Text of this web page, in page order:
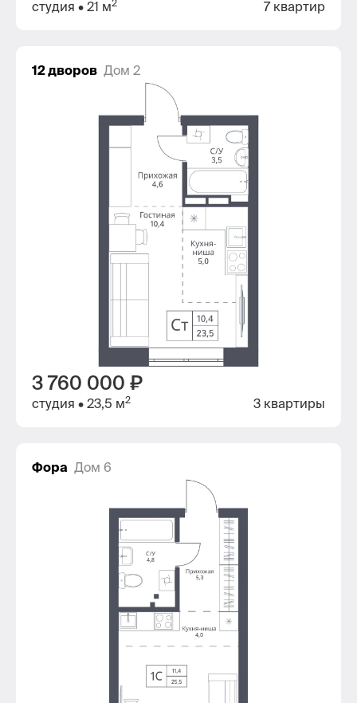
7 квартир
студия • 21 м2
12 дворов Дом 2
3 760 000 ₽
3 квартиры
студия • 23,5 м2
Фора Дом 6